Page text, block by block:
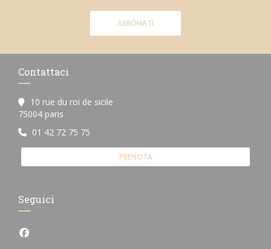
ABBONATI
Contattaci
10 rue du roi de sicile
75004 paris
01 42 72 75 75
PRENOTA
Seguici
Facebook ((apre una nuova finestra))